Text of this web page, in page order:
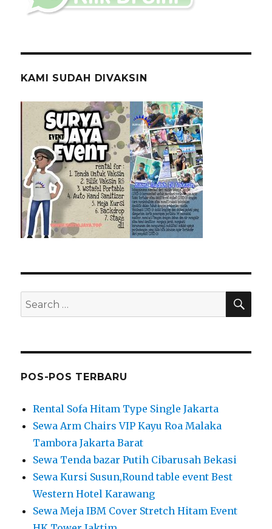
KAMI SUDAH DIVAKSIN
Search
for:
POS-POS TERBARU
Rental Sofa Hitam Type Single Jakarta
Sewa Arm Chairs VIP Kayu Roa Malaka
Tambora Jakarta Barat
Sewa Tenda bazar Putih Cibarusah Bekasi
Sewa Kursi Susun,Round table event Best
Western Hotel Karawang
Sewa Meja IBM Cover Stretch Hitam Event